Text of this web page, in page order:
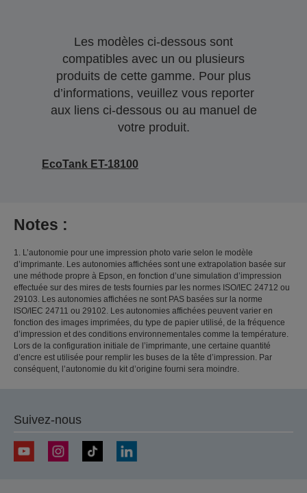
Les modèles ci-dessous sont
compatibles avec un ou plusieurs
produits de cette gamme. Pour plus
d’informations, veuillez vous reporter
aux liens ci-dessous ou au manuel de
votre produit.
EcoTank ET-18100
Notes :
1. L’autonomie pour une impression photo varie selon le modèle
d’imprimante. Les autonomies affichées sont une extrapolation basée sur
une méthode propre à Epson, en fonction d’une simulation d’impression
effectuée sur des mires de tests fournies par les normes ISO/IEC 24712 ou
29103. Les autonomies affichées ne sont PAS basées sur la norme
ISO/IEC 24711 ou 29102. Les autonomies affichées peuvent varier en
fonction des images imprimées, du type de papier utilisé, de la fréquence
d’impression et des conditions environnementales comme la température.
Lors de la configuration initiale de l’imprimante, une certaine quantité
d’encre est utilisée pour remplir les buses de la tête d’impression. Par
conséquent, l’autonomie du kit d’origine fourni sera moindre.
Suivez-nous